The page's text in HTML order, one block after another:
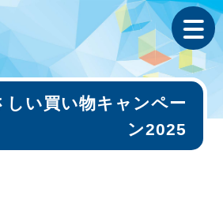
しい買い物キャンペー
ン2025